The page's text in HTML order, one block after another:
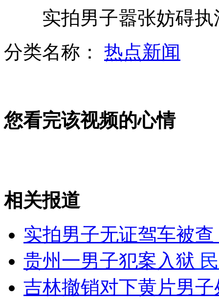
女孩北京地铁殴打老人 痛下狠手拳打脚踢
实拍男子嚣张妨碍执
分类名称： 热点新闻
您看完该视频的心情
相关报道
实拍男子无证驾车被
贵州一男子犯案入狱
吉林撤销对下黄片男